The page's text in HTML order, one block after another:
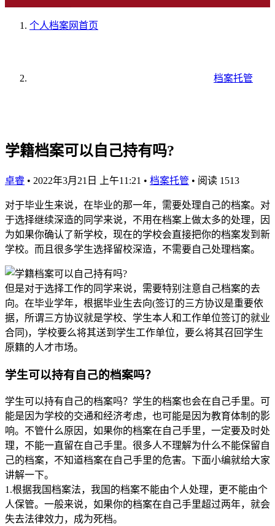
个人档案网首页
档案托管
学籍档案可以自己持有吗?
卓睿 • 2022年3月21日 上午11:21 • 档案托管 • 阅读 1513
对于毕业生来说，在毕业的那一年，需要处理自己的档案。对
于选择继续深造的同学来说，不用在档案上做太多的处理，因
为如果你确认了新学校，现在的学校会直接把你的档案发到新
学校。而且很多学生选择留校深造，不需要自己处理档案。
但是对于选择工作的同学来说，需要特别注意自己档案的去
向。在毕业学年，根据毕业生去向(签订的三方协议是重要依
据，所谓三方协议就是学校、学生本人和工作单位签订的就业
合同)，学校要么将其送到学生工作单位，要么将其召回学生
原籍的人才市场。
学生可以持有自己的档案吗？
学生可以持有自己的档案吗？学生的档案也会在自己手里。可
能是因为学校的交通和经济考虑，也可能是因为教育体制的影
响。不管什么原因，如果你的档案在自己手里，一定要及时处
理，不能一直留在自己手里。很多人不理解为什么不能保留自
己的档案，不知道档案在自己手里的危害。下面小编就给大家
讲解一下。
1.根据我国档案法，我国的档案不能由个人处理，更不能由个
人保管。一般来说，如果你的档案在自己手里超过两年，就会
失去法律效力，成为死档。